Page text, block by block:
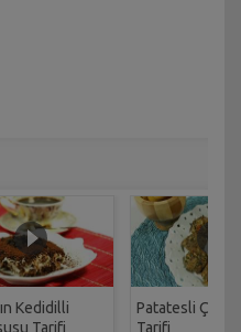
Kedidilli
Tarifi
Patatesli Çıtır
Tarifi